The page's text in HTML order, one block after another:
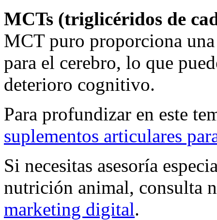
MCTs (triglicéridos de
MCT puro proporciona
para el cerebro, lo que
deterioro cognitivo.
Para profundizar en este
suplementos articulares
Si necesitas asesoría
nutrición animal, consulta
marketing digital.